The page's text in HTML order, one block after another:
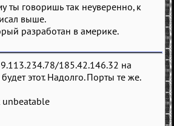
ты говоришь так неуверенно, к
выше.
разработан в америке.
185.42.146.32 на
будет этот. Надолго. Порты те же.